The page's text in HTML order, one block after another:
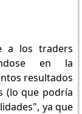
a los traders
en la
resultados
(lo que podría
ya que